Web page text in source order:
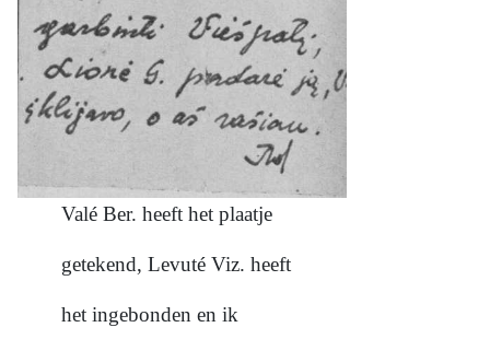
Valé Ber. heeft het plaatje
getekend, Levuté Viz. heeft
het ingebonden en ik